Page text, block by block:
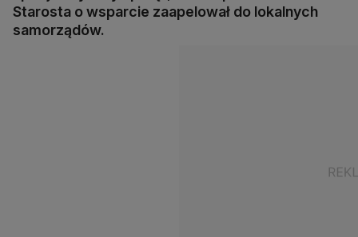
Starosta o wsparcie zaapelował do lokalnych
samorządów.